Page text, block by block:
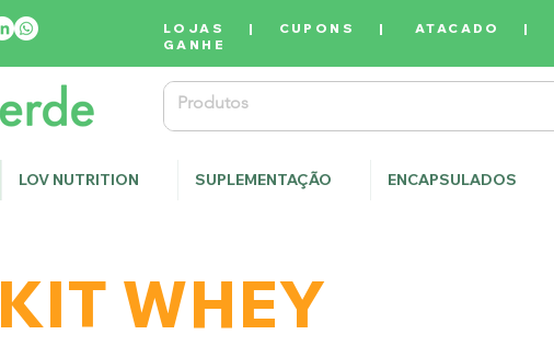
LOJAS | CUPONS |ATACADO |
GANHE
KIT WHEY
LOV NUTRITION SUPLEMENTAÇÃO ENCAPSULADOS